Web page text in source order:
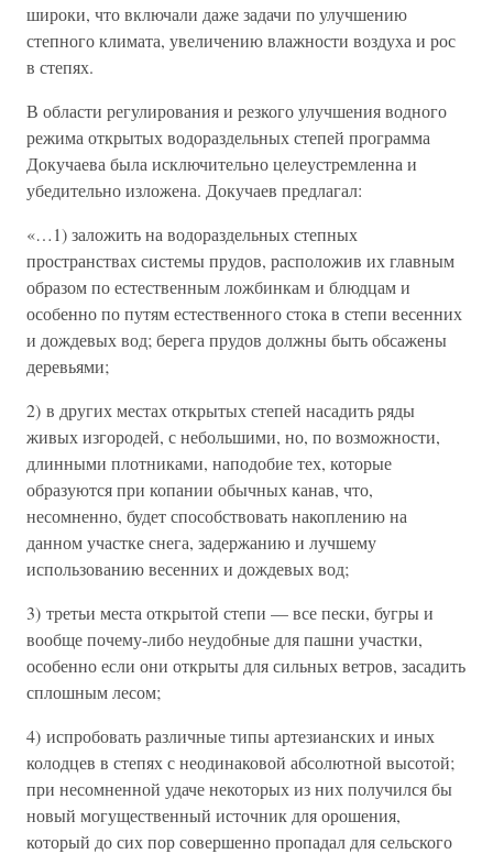
широки, что включали даже задачи по улучшению
степного климата, увеличению влажности воздуха и рос
в степях.
В области регулирования и резкого улучшения водного
режима открытых водораздельных степей программа
Докучаева была исключительно целеустремленна и
убедительно изложена. Докучаев предлагал:
«…1) заложить на водораздельных степных
пространствах системы прудов, расположив их главным
образом по естественным ложбинкам и блюдцам и
особенно по путям естественного стока в степи весенних
и дождевых вод; берега прудов должны быть обсажены
деревьями;
2) в других местах открытых степей насадить ряды
живых изгородей, с небольшими, но, по возможности,
длинными плотниками, наподобие тех, которые
образуются при копании обычных канав, что,
несомненно, будет способствовать накоплению на
данном участке снега, задержанию и лучшему
использованию весенних и дождевых вод;
3) третьи места открытой степи — все пески, бугры и
вообще почему-либо неудобные для пашни участки,
особенно если они открыты для сильных ветров, засадить
сплошным лесом;
4) испробовать различные типы артезианских и иных
колодцев в степях с неодинаковой абсолютной высотой;
при несомненной удаче некоторых из них получился бы
новый могущественный источник для орошения,
который до сих пор совершенно пропадал для сельского